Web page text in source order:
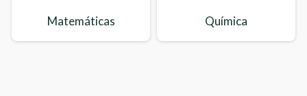
Matemáticas Química